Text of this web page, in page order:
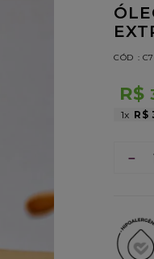
:
R$
1 R$
－